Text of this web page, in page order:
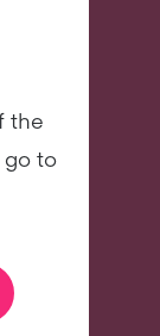
the
to